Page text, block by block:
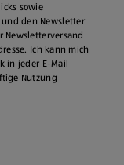
sowie
den Newsletter
Newsletterversand
Ich kann mich
in jeder E‑Mail
Nutzung